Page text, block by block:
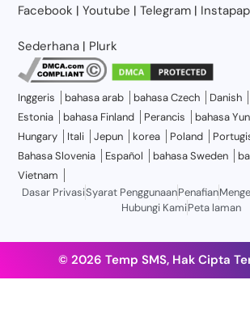
Facebook |Youtube |Telegram |
Sederhana | Plurk
Inggeris bahasa arab bahasa Czech Danish
Estonia
bahasa Finland Perancis bahasa
Hungary
Itali Jepun korea Poland
Bahasa Slovenia
Español bahasa Sweden
Vietnam
Dasar PrivasiSyarat PenggunaanPenafian
Hubungi KamiPeta laman
© 2026 Temp SMS, Hak Cipta